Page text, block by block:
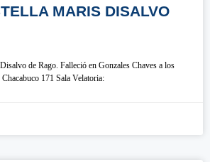
MARIS DISALVO
de Rago. Falleció en Gonzales Chaves a los
171 Sala Velatoria: